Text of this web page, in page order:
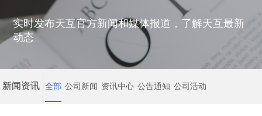
实时发布天互官方新闻和媒体报道，了解天互最新
动态
新闻资讯 全部 公司新闻 资讯中心 公告通知 公司活动